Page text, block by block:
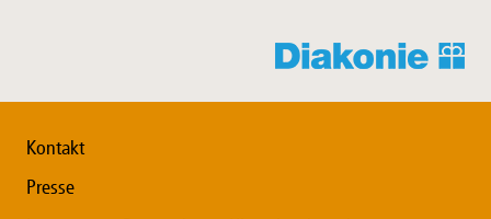
Kontakt
Presse